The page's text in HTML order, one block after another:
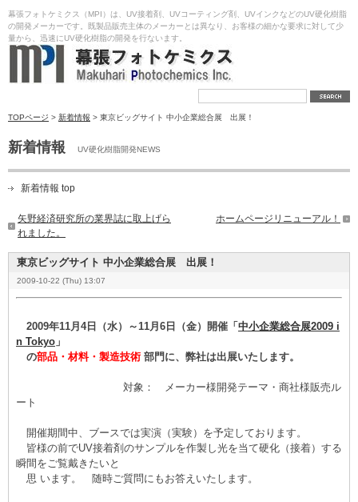
幕張フォトケミクス（MPI）は、UV接着剤、UVコーティング剤、UVインクなどのUV硬化樹脂
の開発メーカーです。既製品販売主体のメーカーとは異なり、お客様の細かな要求に対して少
量から、迅速にUV硬化樹脂の開発を行ないます。
TOPページ > 新着情報 > 東京ビッグサイト 中小企業総合展 出展！
新着情報 UV硬化樹脂開発NEWS
新着情報 top
矢野経済研究所の業界誌に取上げら
れました。
ホームページリニューアル！
東京ビッグサイト 中小企業総合展 出展！
2009-10-22 (Thu) 13:07
2009年11月4日（水）～11月6日（金）開催「 中小企業総合展2009 i
n Tokyo 」
の部品・材料・製造技術 部門に、弊社は出展いたします。
対象： メーカー様開発テーマ・商社様販売ル
ート
開催期間中、ブースでは実演（実験）を予定しております。
皆様の前でUV接着剤のサンプルを作製し光を当て硬化（接着）する
瞬間をご覧戴きたいと
思 います。 随時ご質問にもお答えいたします。